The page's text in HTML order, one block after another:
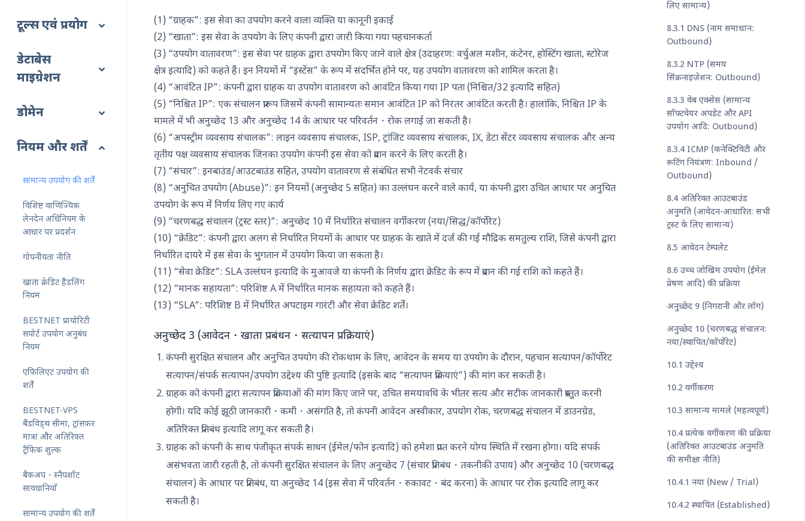
टूल्स एवं प्रयोग
डेटाबेस
माइग्रेशन
डोमेन
नियम और शर्तें
सामान्य उपयोग की शर्तें
विशिष्ट वाणिज्यिक
लेनदेन अधिनियम के
आधार पर प्रदर्शन
गोपनीयता नीति
खाता क्रेडिट हैंडलिंग
नियम
BESTNET प्रायोरिटी
सपोर्ट उपयोग अनुबंध
नियम
एफिलिएट उपयोग की
शर्तें
BESTNET-VPS
बैंडविड्थ सीमा, ट्रांसफर
मात्रा और अतिरिक्त
ट्रैफिक शुल्क
बैकअप・स्नैपशॉट
सावधानियाँ
सामान्य उपयोग की शर्तें
(1) “ग्राहक”: इस सेवा का उपयोग करने वाला व्यक्ति या कानूनी इकाई
(2) “खाता”: इस सेवा के उपयोग के लिए कंपनी द्वारा जारी किया गया पहचानकर्ता
(3) “उपयोग वातावरण”: इस सेवा पर ग्राहक द्वारा उपयोग किए जाने वाले क्षेत्र (उदाहरण: वर्चुअल मशीन, कंटेनर, होस्टिंग खाता, स्टोरेज
क्षेत्र इत्यादि) को कहते हैं। इन नियमों में “इंस्टेंस” के रूप में संदर्भित होने पर, यह उपयोग वातावरण को शामिल करता है।
(4) “आवंटित IP”: कंपनी द्वारा ग्राहक या उपयोग वातावरण को आवंटित किया गया IP पता (निश्चित/32 इत्यादि सहित)
(5) “निश्चित IP”: एक संचालन प्रारूप जिसमें कंपनी सामान्यतः समान आवंटित IP को निरंतर आवंटित करती है। हालांकि, निश्चित IP के
मामले में भी अनुच्छेद 13 और अनुच्छेद 14 के आधार पर परिवर्तन・रोक लगाई जा सकती है।
(6) “अपस्ट्रीम व्यवसाय संचालक”: लाइन व्यवसाय संचालक, ISP, ट्रांजिट व्यवसाय संचालक, IX, डेटा सेंटर व्यवसाय संचालक और अन्य
तृतीय पक्ष व्यवसाय संचालक जिनका उपयोग कंपनी इस सेवा को प्रदान करने के लिए करती है।
(7) “संचार”: इनबाउंड/आउटबाउंड सहित, उपयोग वातावरण से संबंधित सभी नेटवर्क संचार
(8) “अनुचित उपयोग (Abuse)”: इन नियमों (अनुच्छेद 5 सहित) का उल्लंघन करने वाले कार्य, या कंपनी द्वारा उचित आधार पर अनुचित
उपयोग के रूप में निर्णय लिए गए कार्य
(9) “चरणबद्ध संचालन (ट्रस्ट स्तर)”: अनुच्छेद 10 में निर्धारित संचालन वर्गीकरण (नया/सिद्ध/कॉर्पोरेट)
(10) “क्रेडिट”: कंपनी द्वारा अलग से निर्धारित नियमों के आधार पर ग्राहक के खाते में दर्ज की गई मौद्रिक समतुल्य राशि, जिसे कंपनी द्वारा
निर्धारित दायरे में इस सेवा के भुगतान में उपयोग किया जा सकता है।
(11) “सेवा क्रेडिट”: SLA उल्लंघन इत्यादि के मुआवजे या कंपनी के निर्णय द्वारा क्रेडिट के रूप में प्रदान की गई राशि को कहते हैं।
(12) “मानक सहायता”: परिशिष्ट A में निर्धारित मानक सहायता को कहते हैं।
(13) “SLA”: परिशिष्ट B में निर्धारित अपटाइम गारंटी और सेवा क्रेडिट शर्तें।
अनुच्छेद 3 (आवेदन・खाता प्रबंधन・सत्यापन प्रक्रियाएं)
कंपनी सुरक्षित संचालन और अनुचित उपयोग की रोकथाम के लिए, आवेदन के समय या उपयोग के दौरान, पहचान सत्यापन/कॉर्पोरेट
सत्यापन/संपर्क सत्यापन/उपयोग उद्देश्य की पुष्टि इत्यादि (इसके बाद “सत्यापन प्रक्रियाएं”) की मांग कर सकती है।
ग्राहक को कंपनी द्वारा सत्यापन प्रक्रियाओं की मांग किए जाने पर, उचित समयावधि के भीतर सत्य और सटीक जानकारी प्रस्तुत करनी
होगी। यदि कोई झूठी जानकारी・कमी・असंगति है, तो कंपनी आवेदन अस्वीकार, उपयोग रोक, चरणबद्ध संचालन में डाउनग्रेड,
अतिरिक्त प्रतिबंध इत्यादि लागू कर सकती है।
ग्राहक को कंपनी के साथ पंजीकृत संपर्क साधन (ईमेल/फोन इत्यादि) को हमेशा प्राप्त करने योग्य स्थिति में रखना होगा। यदि संपर्क
असंभवता जारी रहती है, तो कंपनी सुरक्षित संचालन के लिए अनुच्छेद 7 (संचार प्रतिबंध・तकनीकी उपाय) और अनुच्छेद 10 (चरणबद्ध
संचालन) के आधार पर प्रतिबंध, या अनुच्छेद 14 (इस सेवा में परिवर्तन・रुकावट・बंद करना) के आधार पर रोक इत्यादि लागू कर
सकती है।
लिए सामान्य)
8.3.1 DNS (नाम समाधान:
Outbound)
8.3.2 NTP (समय
सिंक्रनाइज़ेशन: Outbound)
8.3.3 वेब एक्सेस (सामान्य
सॉफ़्टवेयर अपडेट और API
उपयोग आदि: Outbound)
8.3.4 ICMP (कनेक्टिविटी और
रूटिंग नियंत्रण: Inbound /
Outbound)
8.4 अतिरिक्त आउटबाउंड
अनुमति (आवेदन-आधारित: सभी
ट्रस्ट के लिए सामान्य)
8.5 आवेदन टेम्पलेट
8.6 उच्च जोखिम उपयोग (ईमेल
प्रेषण आदि) की प्रक्रिया
अनुच्छेद 9 (निगरानी और लॉग)
अनुच्छेद 10 (चरणबद्ध संचालन:
नया/स्थापित/कॉर्पोरेट)
10.1 उद्देश्य
10.2 वर्गीकरण
10.3 सामान्य मामले (महत्वपूर्ण)
10.4 प्रत्येक वर्गीकरण की प्रक्रिया
(अतिरिक्त आउटबाउंड अनुमति
की समीक्षा नीति)
10.4.1 नया (New / Trial)
10.4.2 स्थापित (Established)